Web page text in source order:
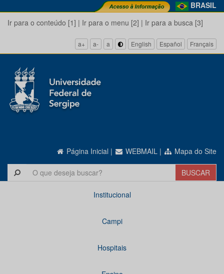
BRASIL
Ir para o conteúdo [1] | Ir para o menu [2] | Ir para a busca [3]
a+ a- a English Español Français
Página Inicial | WEBMAIL | Mapa do Site
Institucional
Campi
Hospitais